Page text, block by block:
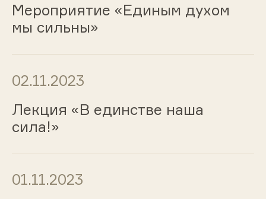
Мероприятие «Единым духом
мы сильны»
02.11.2023
Лекция «В единстве наша
сила!»
01.11.2023